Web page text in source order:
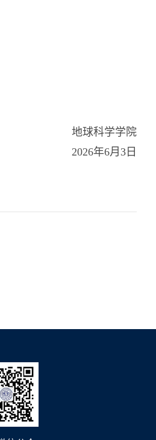
地球科学学院
2026年6月3日